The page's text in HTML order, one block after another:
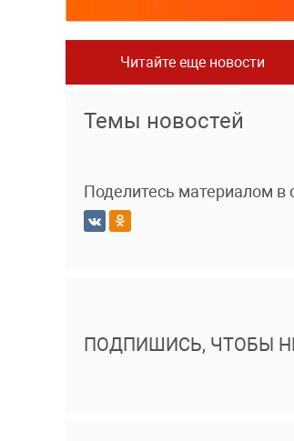
Читайте еще новости
Темы новостей
Поделитесь материалом в
ПОДПИШИСЬ, ЧТОБЫ